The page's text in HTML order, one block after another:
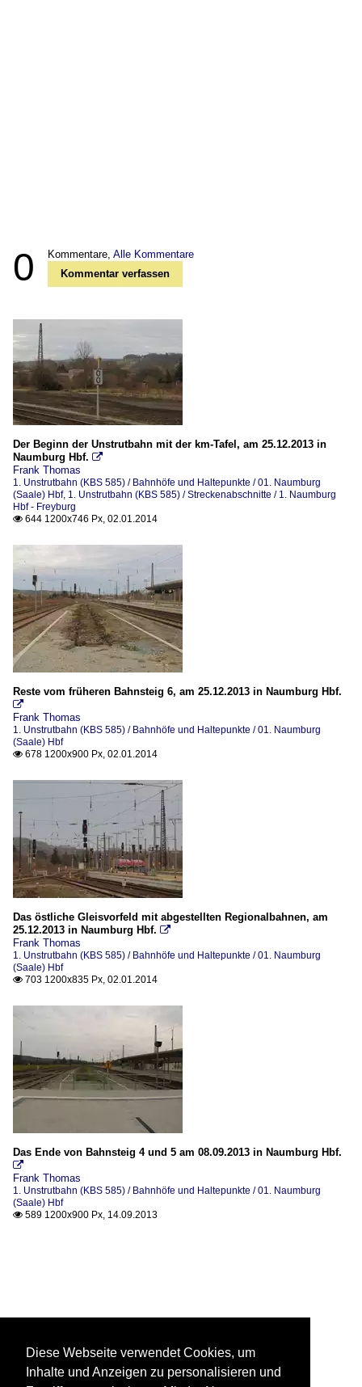
0 Kommentare, Alle Kommentare
Kommentar verfassen
Der Beginn der Unstrutbahn mit der km-Tafel, am 25.12.2013 in
Naumburg Hbf. 
Frank Thomas
1. Unstrutbahn (KBS 585) / Bahnhöfe und Haltepunkte / 01. Naumburg
(Saale) Hbf, 1. Unstrutbahn (KBS 585) / Streckenabschnitte / 1. Naumburg
Hbf - Freyburg
 644 1200x746 Px, 02.01.2014
Reste vom früheren Bahnsteig 6, am 25.12.2013 in Naumburg Hbf.

Frank Thomas
1. Unstrutbahn (KBS 585) / Bahnhöfe und Haltepunkte / 01. Naumburg
(Saale) Hbf
 678 1200x900 Px, 02.01.2014
Das östliche Gleisvorfeld mit abgestellten Regionalbahnen, am
25.12.2013 in Naumburg Hbf. 
Frank Thomas
1. Unstrutbahn (KBS 585) / Bahnhöfe und Haltepunkte / 01. Naumburg
(Saale) Hbf
 703 1200x835 Px, 02.01.2014
Das Ende von Bahnsteig 4 und 5 am 08.09.2013 in Naumburg Hbf.

Frank Thomas
1. Unstrutbahn (KBS 585) / Bahnhöfe und Haltepunkte / 01. Naumburg
(Saale) Hbf
 589 1200x900 Px, 14.09.2013
Diese Webseite verwendet Cookies, um
Inhalte und Anzeigen zu personalisieren und